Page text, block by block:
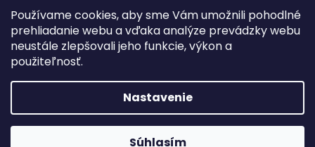
Používame cookies, aby sme Vám umožnili pohodlné
prehliadanie webu a vďaka analýze prevádzky webu
neustále zlepšovali jeho funkcie, výkon a
použiteľnosť.
Nastavenie
Súhlasím
Stima CZ Zidlestoly_cz
Vytvoril Shoptet